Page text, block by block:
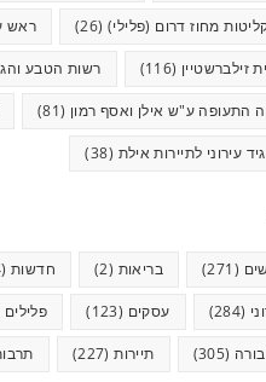
מחוז דרום (פלילי)(26) ראש
זילברשטיין (116) רשות הטבע
התעופה ע"ש אילן ואסף רמון (81)
עירוני לתיירות אילת (38)
(271) בריאות (2) חדשות(624)
(284) עסקים (123) פלילים
(305) תיירות(227)